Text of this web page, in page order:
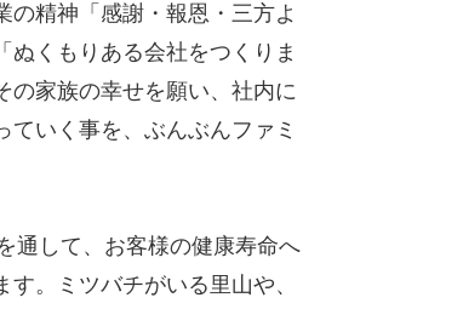
精神「感謝・報恩・三方よ
ぬくもりある会社をつくりま
の家族の幸せを願い、社内に
いく事を、ぶんぶんファミ
通して、お客様の健康寿命へ
。ミツバチがいる里山や、